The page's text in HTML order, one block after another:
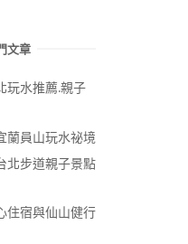
文章
玩水推薦.親子
蘭員山玩水祕境
北步道親子景點
住宿與仙山健行